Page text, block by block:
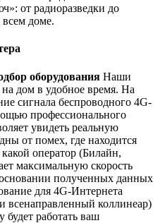
от радиоразведки до
доме.
оборудования Наши
дом в удобное время. На
сигнала беспроводного 4G-
профессионального
увидеть реальную
от помех, где находится
оператор (Билайн,
максимальную скорость
полученных данных
для 4G-Интернета
всенаправленный коллинеар)
работать ваш